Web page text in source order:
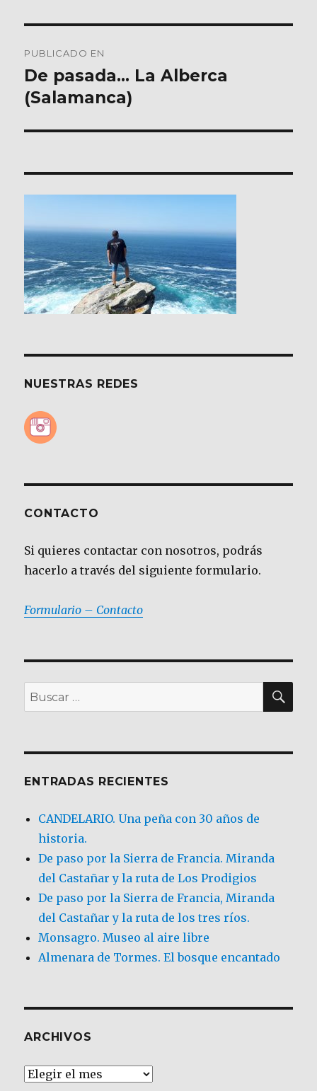
de
entradas
PUBLICADO EN
De pasada… La Alberca
(Salamanca)
NUESTRAS REDES
CONTACTO
Si quieres contactar con nosotros, podrás
hacerlo a través del siguiente formulario.
Formulario – Contacto
Buscar
por:
ENTRADAS RECIENTES
CANDELARIO. Una peña con 30 años de
historia.
De paso por la Sierra de Francia. Miranda
del Castañar y la ruta de Los Prodigios
De paso por la Sierra de Francia, Miranda
del Castañar y la ruta de los tres ríos.
Monsagro. Museo al aire libre
Almenara de Tormes. El bosque encantado
ARCHIVOS
Archivos